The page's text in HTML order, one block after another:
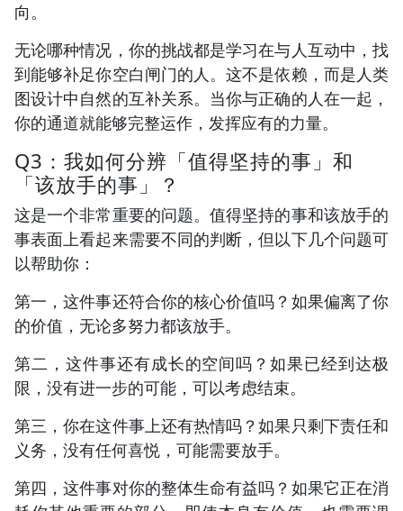
向。
无论哪种情况，你的挑战都是学习在与人互动中，找
到能够补足你空白闸门的人。这不是依赖，而是人类
图设计中自然的互补关系。当你与正确的人在一起，
你的通道就能够完整运作，发挥应有的力量。
Q3：我如何分辨「值得坚持的事」和
「该放手的事」？
这是一个非常重要的问题。值得坚持的事和该放手的
事表面上看起来需要不同的判断，但以下几个问题可
以帮助你：
第一，这件事还符合你的核心价值吗？如果偏离了你
的价值，无论多努力都该放手。
第二，这件事还有成长的空间吗？如果已经到达极
限，没有进一步的可能，可以考虑结束。
第三，你在这件事上还有热情吗？如果只剩下责任和
义务，没有任何喜悦，可能需要放手。
第四，这件事对你的整体生命有益吗？如果它正在消